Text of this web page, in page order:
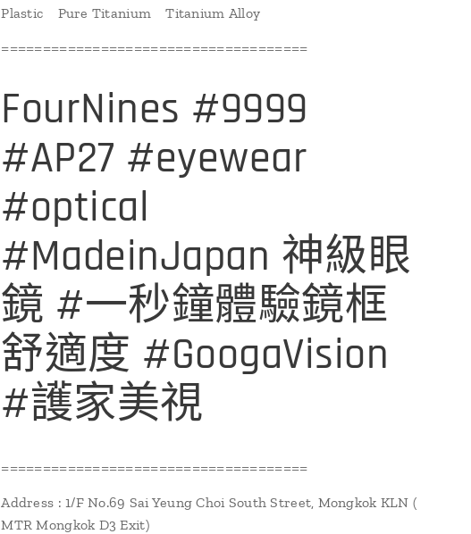
Plastic Pure Titanium Titanium Alloy
=====================================
FourNines #9999
#AP27 #eyewear
#optical
#MadeinJapan 神級眼
鏡 #一秒鐘體驗鏡框
舒適度 #GoogaVision
#護家美視
=====================================
Address : 1/F No.69 Sai Yeung Choi South Street, Mongkok KLN (
MTR Mongkok D3 Exit)